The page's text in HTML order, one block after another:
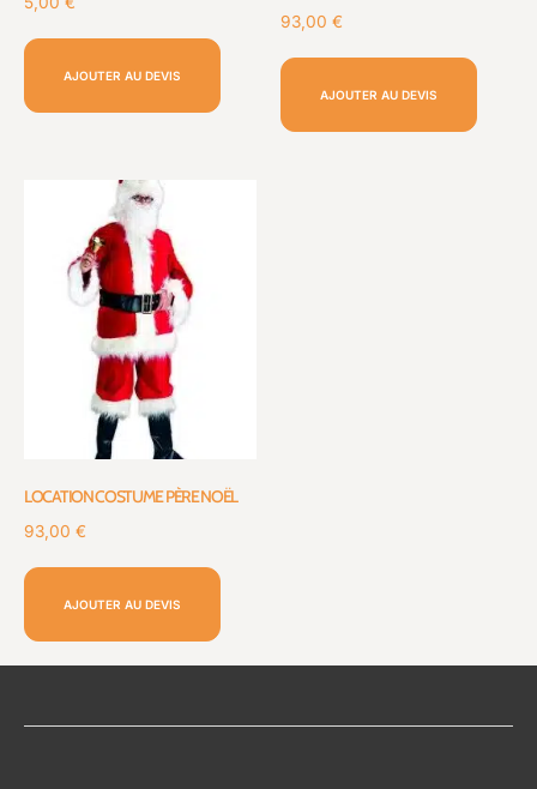
AJOUTER AU DEVIS
93,00 €
AJOUTER AU DEVIS
LOCATION COSTUME PÈRE NOËL
93,00 €
AJOUTER AU DEVIS